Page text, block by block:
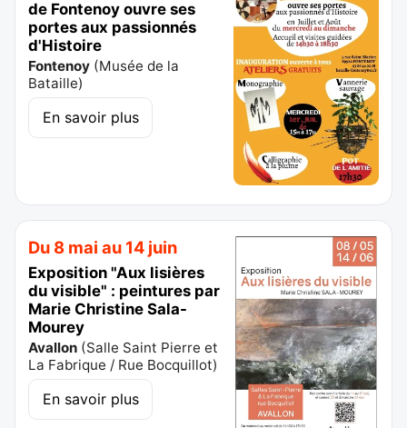
de Fontenoy ouvre ses
portes aux passionnés
d'Histoire
Fontenoy (Musée de la
Bataille)
En savoir plus
Du 8 mai au 14 juin
Exposition "Aux lisières
du visible" : peintures par
Marie Christine Sala-
Mourey
Avallon (Salle Saint Pierre et
La Fabrique / Rue Bocquillot)
En savoir plus